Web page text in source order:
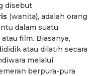
disebut
(wanita), adalah orang
dalam suatu
film. Biasanya,
atau dilatih secara
melalui
berpura-pura